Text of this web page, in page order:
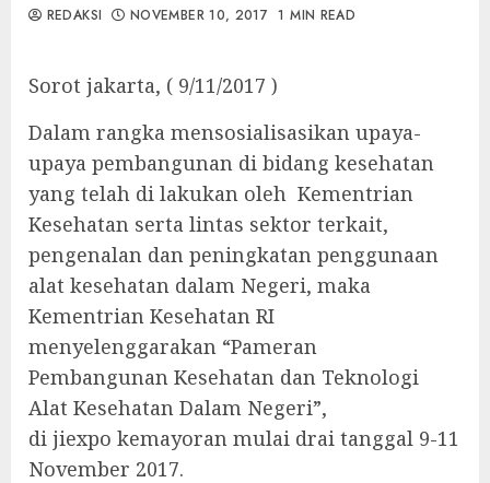
REDAKSI NOVEMBER 10, 2017 1 MIN READ
Sorot jakarta, ( 9/11/2017 )
Dalam rangka mensosialisasikan upaya-
upaya pembangunan di bidang kesehatan
yang telah di lakukan oleh Kementrian
Kesehatan serta lintas sektor terkait,
pengenalan dan peningkatan penggunaan
alat kesehatan dalam Negeri, maka
Kementrian Kesehatan RI
menyelenggarakan “Pameran
Pembangunan Kesehatan dan Teknologi
Alat Kesehatan Dalam Negeri”,
di jiexpo kemayoran mulai drai tanggal 9-11
November 2017.